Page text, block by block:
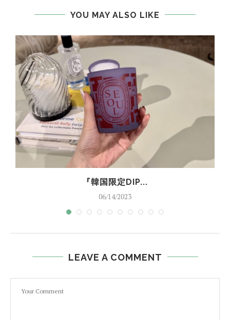
YOU MAY ALSO LIKE
『韓国限定DIP...
06/14/2023
LEAVE A COMMENT